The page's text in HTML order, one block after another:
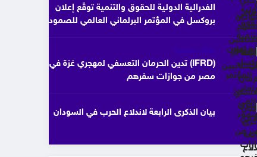
الفدرالية الدولية للحقوق والتنمية توقّع إعلان
بروكسل في المؤتمر البرلماني العالمي للصمود
بيانات صحفية
(IFRD) تدين الحرمان التعسفي لمهجري غزة في
مصر من جوازات سفرهم
بيان الذكرى الرابعة لاندلاع الحرب في السودان